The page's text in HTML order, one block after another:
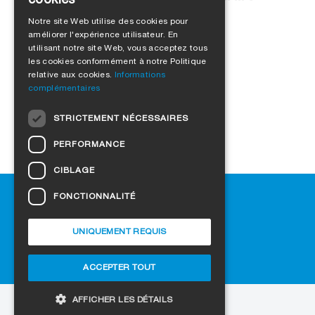
Voici Majpell 5R
Aide
FAQ
Paramètres des cookies
ENGLISH
FRENCH
DANISH
LATVIAN
Notre site Web utilise des cookies pour
améliorer l'expérience utilisateur. En
utilisant notre site Web, vous acceptez tous
les cookies conformément à notre Politique
relative aux cookies. Informations
complémentaires
STRICTEMENT NÉCESSAIRES
PERFORMANCE
CIBLAGE
FONCTIONNALITÉ
ACCEPTER TOUT
UNIQUEMENT REQUIS
AFFICHER LES DÉTAILS